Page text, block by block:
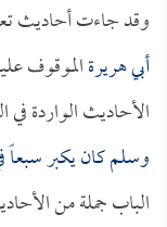
وقد جاءت أحاديث
أبي هريرةالموقوف
الأحاديث الواردة
وسلم كان يكبر سبعاً
الباب جملة من